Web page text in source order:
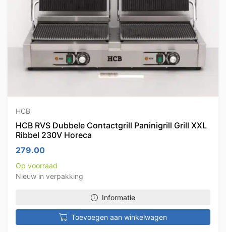
HCB
HCB RVS Dubbele Contactgrill Paninigrill Grill XXL
Ribbel 230V Horeca
279.00
Op voorraad
Nieuw in verpakking
Informatie
Toevoegen aan winkelwagen